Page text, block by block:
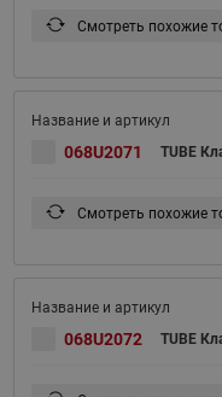
Смотреть похожие
068U2071 TUBE
Смотреть похожие
068U2072 TUBE